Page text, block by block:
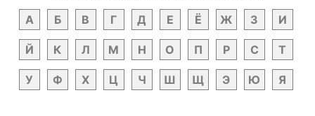
А
Б В Г Д Е Ё Ж З И
Й К Л М Н О П Р С Т
У Ф Х Ц Ч Ш Щ Э Ю Я